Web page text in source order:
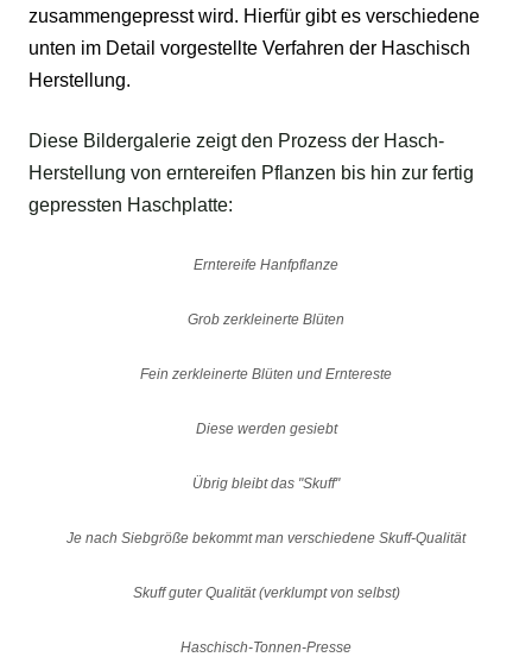
zusammengepresst wird. Hierfür gibt es verschiedene
unten im Detail vorgestellte Verfahren der Haschisch
Herstellung.
Diese Bildergalerie zeigt den Prozess der Hasch-
Herstellung von erntereifen Pflanzen bis hin zur fertig
gepressten Haschplatte:
Erntereife Hanfpflanze
Grob zerkleinerte Blüten
Fein zerkleinerte Blüten und Erntereste
Diese werden gesiebt
Übrig bleibt das "Skuff"
Je nach Siebgröße bekommt man verschiedene Skuff-Qualität
Skuff guter Qualität (verklumpt von selbst)
Haschisch-Tonnen-Presse